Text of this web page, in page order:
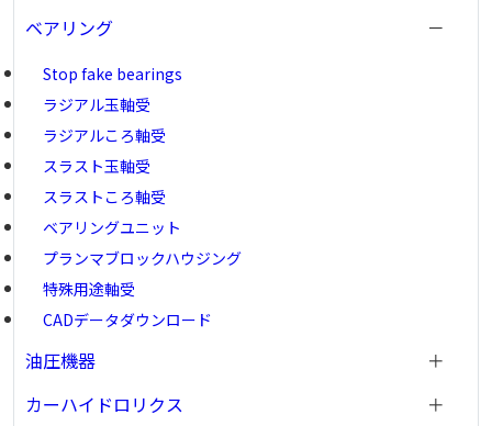
ベアリング
Stop fake bearings
ラジアル玉軸受
ラジアルころ軸受
スラスト玉軸受
スラストころ軸受
ベアリングユニット
プランマブロックハウジング
特殊用途軸受
CADデータダウンロード
油圧機器
カーハイドロリクス